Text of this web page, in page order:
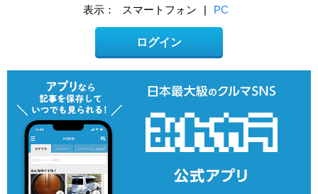
表示： スマートフォン | PC
ログイン